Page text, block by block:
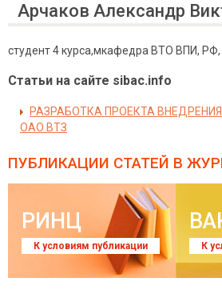
Арчаков Александр
студент 4 курса,мкафедра ВТО ВПИ, РФ,
Статьи на сайте sibac.info
РАЗРАБОТКА ПРОЕКТА
ОАО ВТЗ
ПУБЛИКАЦИИ СТАТЕЙ В
РИНЦ
К условиям публикации К